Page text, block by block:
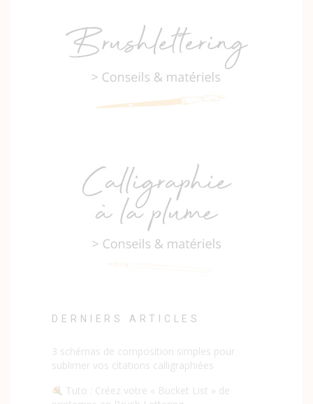
DERNIERS ARTICLES
3 schémas de composition simples pour
sublimer vos citations calligraphiées
Tuto : Créez votre « Bucket List » de